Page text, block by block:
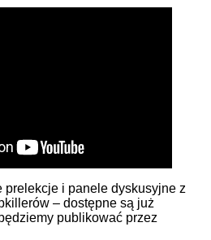
prelekcje i panele dyskusyjne z
– dostępne są już
publikować przez